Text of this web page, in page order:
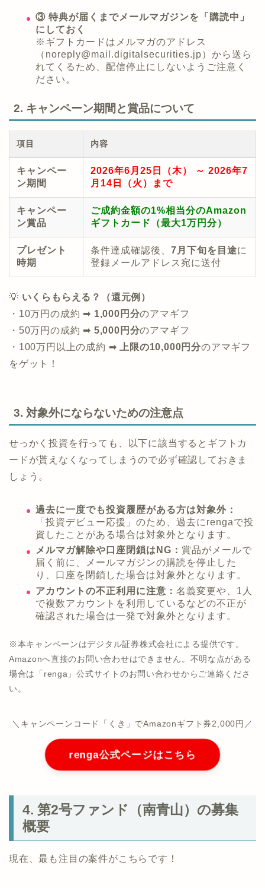
③ 特典が届くまでメールマガジンを「購読中」
にしておく
※ギフトカードはメルマガのアドレス
（noreply@mail.digitalsecurities.jp）から送ら
れてくるため、配信停止にしないようご注意く
ださい。
2. キャンペーン期間と賞品について
項目 内容
キャンペー
ン期間
2026年6月25日（木） ～ 2026年7
月14日（火）まで
キャンペー
ン賞品
ご成約金額の1%相当分のAmazon
ギフトカード（最大1万円分）
プレゼント
時期
条件達成確認後、 7月下旬を目途に
登録メールアドレス宛に送付
💡 いくらもらえる？（還元例）
・10万円の成約 ➡ 1,000円分のアマギフ
・50万円の成約 ➡ 5,000円分のアマギフ
・100万円以上の成約 ➡
上限の10,000円分のアマギフ
をゲット！
3. 対象外にならないための注意点
せっかく投資を行っても、以下に該当するとギフトカ
ードが貰えなくなってしまうので必ず確認しておきま
しょう。
過去に一度でも投資履歴がある方は対象外：
「投資デビュー応援」のため、過去にrengaで投
資したことがある場合は対象外となります。
メルマガ解除や口座閉鎖はNG： 賞品がメールで
届く前に、メールマガジンの購読を停止した
り、口座を閉鎖した場合は対象外となります。
アカウントの不正利用に注意： 名義変更や、1人
で複数アカウントを利用しているなどの不正が
確認された場合は一発で対象外となります。
※本キャンペーンはデジタル証券株式会社による提供です。
Amazonへ直接のお問い合わせはできません。不明な点がある
場合は「renga」公式サイトのお問い合わせからご連絡くださ
い。
＼キャンペーンコード「くき」でAmazonギフト券2,000円／
renga公式ページはこちら
4. 第2号ファンド（南青山）の募集
概要
現在、最も注目の案件がこちらです！